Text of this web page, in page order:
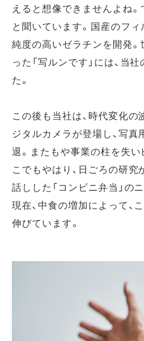
えると想像できませんよね
と聞いています。国産のフィ
純度の高いゼラチンを開発
った「写ルンです」には、当
た。
この後も当社は、時代変化
ジタルカメラが登場し、写
退。またもや事業の柱を失い
こでもやはり、日ごろの研
話しした「コンビニ弁当」の
現在、中食の増加によって、
伸びています。